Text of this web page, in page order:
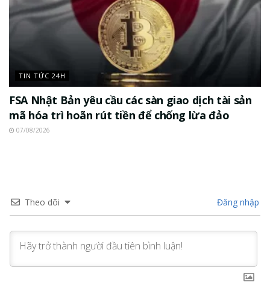
TIN TỨC 24H
FSA Nhật Bản yêu cầu các sàn giao dịch tài sản
mã hóa trì hoãn rút tiền để chống lừa đảo
07/08/2026
Theo dõi Đăng nhập